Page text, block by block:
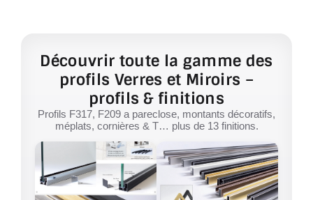
Découvrir toute la gamme des
profils Verres et Miroirs –
profils & finitions
Profils F317, F209 a pareclose, montants décoratifs,
méplats, cornières & T… plus de 13 finitions.